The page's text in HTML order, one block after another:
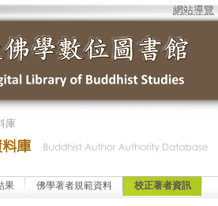
網站導覽
庫
果 佛學著者規範資料 校正著者資訊